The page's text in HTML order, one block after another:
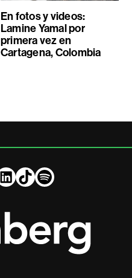
En fotos y videos:
Lamine Yamal por
primera vez en
Cartagena, Colombia